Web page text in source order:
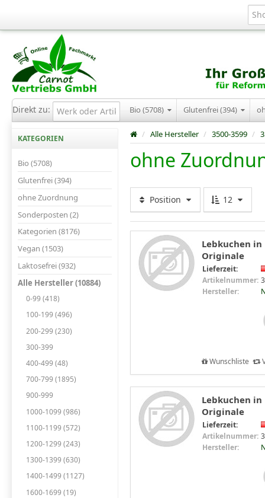
Direkt zu: Bio (5708) Glutenfrei (394)
KATEGORIEN
Bio (5708)
Glutenfrei (394)
ohne Zuordnung
Sonderposten (2)
Kategorien (8176)
Vegan (1503)
Laktosefrei (932)
Alle Hersteller (10884)
0-99 (418)
100-199 (496)
200-299 (230)
300-399
400-499 (48)
700-799 (1895)
900-999
1000-1099 (986)
1100-1199 (572)
1200-1299 (243)
1300-1399 (630)
1400-1499 (1127)
1600-1699 (19)
/ Alle Hersteller / 3500-3599 /
ohne
Position 12
Lebkuchen in
Originale
Lieferzeit:
Artikelnummer:
Hersteller:
Wunschliste
Lebkuchen in
Originale
Lieferzeit:
Artikelnummer:
Hersteller: